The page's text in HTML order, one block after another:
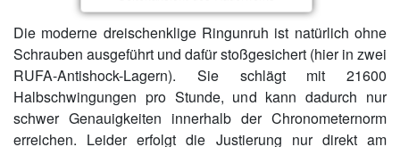
Die moderne dreischenklige Ringunruh ist natürlich ohne
Schrauben ausgeführt und dafür stoßgesichert (hier in zwei
RUFA-Antishock-Lagern). Sie schlägt mit 21600
Halbschwingungen pro Stunde, und kann dadurch nur
schwer Genauigkeiten innerhalb der Chronometernorm
erreichen. Leider erfolgt die Justierung nur direkt am